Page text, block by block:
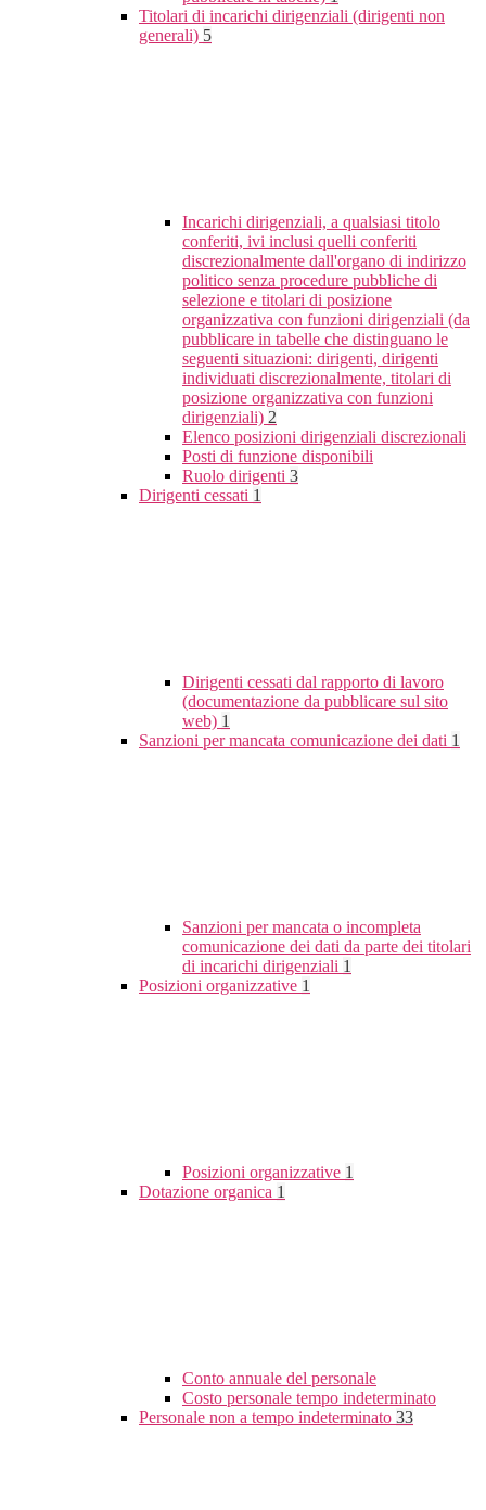
Titolari di incarichi dirigenziali (dirigenti non
generali) 5
Incarichi dirigenziali, a qualsiasi titolo
conferiti, ivi inclusi quelli conferiti
discrezionalmente dall'organo di indirizzo
politico senza procedure pubbliche di
selezione e titolari di posizione
organizzativa con funzioni dirigenziali (da
pubblicare in tabelle che distinguano le
seguenti situazioni: dirigenti, dirigenti
individuati discrezionalmente, titolari di
posizione organizzativa con funzioni
dirigenziali) 2
Elenco posizioni dirigenziali discrezionali
Posti di funzione disponibili
Ruolo dirigenti 3
Dirigenti cessati 1
Dirigenti cessati dal rapporto di lavoro
(documentazione da pubblicare sul sito
web) 1
Sanzioni per mancata comunicazione dei dati 1
Sanzioni per mancata o incompleta
comunicazione dei dati da parte dei titolari
di incarichi dirigenziali 1
Posizioni organizzative 1
Posizioni organizzative 1
Dotazione organica 1
Conto annuale del personale
Costo personale tempo indeterminato
Personale non a tempo indeterminato 33